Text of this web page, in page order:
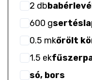
2 db
600 g
0.5 mkőrölt
1.5 ek
só, bors